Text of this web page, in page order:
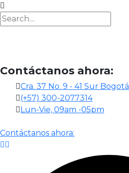
Contáctanos ahora:
Cra. 37 No. 9 - 41 Sur Bogotá
(+57) 300-2077314
Lun-Vie, 09am -05pm
Contáctanos ahora: